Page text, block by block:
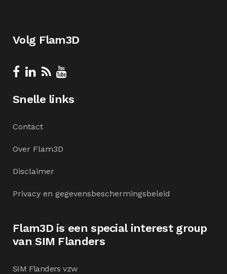
Volg Flam3D
Snelle links
Contact
Over Flam3D
Disclaimer
Privacy en gegevensbeschermingsbeleid
Flam3D is een special interest group
van SIM Flanders
SIM Flanders vzw